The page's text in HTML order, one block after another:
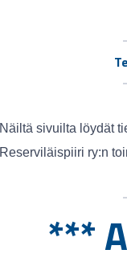
Näiltä sivuilta löydät
Reserviläispiiri ry:n
***